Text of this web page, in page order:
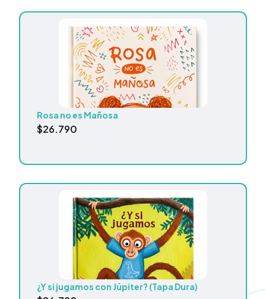
Rosa no es Mañosa
$26.790
¿Y si jugamos con Júpiter? (Tapa Dura)